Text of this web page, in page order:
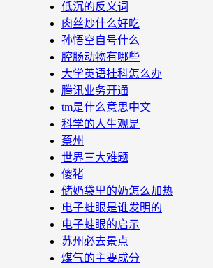
低沉的反义词
肉丝炒什么好吃
孙悟空自号什么
腔肠动物有哪些
大学英语挂科怎么办
腾讯业务开通
tm是什么意思中文
科学的人生观是
蔡州
世界三大难题
傻猪
储奶袋里的奶怎么加热
电子蛙眼是谁发明的
电子蛙眼的启示
苏州必去景点
煤气的主要成分